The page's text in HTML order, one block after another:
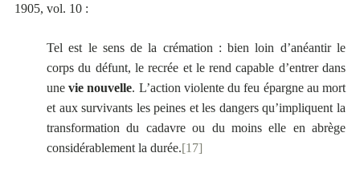
1905, vol. 10 :
Tel est le sens de la crémation : bien loin d’anéantir le
corps du défunt, le recrée et le rend capable d’entrer dans
unevie nouvelle. L’action violente du feu épargne au mort
et aux survivants les peines et les dangers qu’impliquent la
transformation du cadavre ou du moins elle en abrège
considérablement la durée.[17]